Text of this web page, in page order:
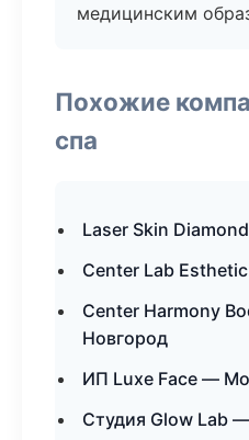
медицинским
Похожие
спа
Laser Skin
Center Lab
Center Harmony
Новгород
ИП Luxe Face —
Студия Glow Lab